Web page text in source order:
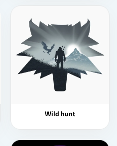
Wild hunt